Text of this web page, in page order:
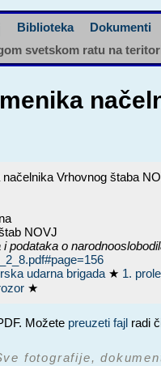
Biblioteka Dokumenti
svetskom ratu na
Vrhovnog štaba
NOVJ
i podataka o
udarna brigada ★ 1.
★
Možete preuzeti fajl radi
fotografije,